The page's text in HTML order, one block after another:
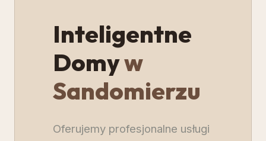
Inteligentne
Domyw
Sandomierzu
Oferujemy profesjonalne usługi